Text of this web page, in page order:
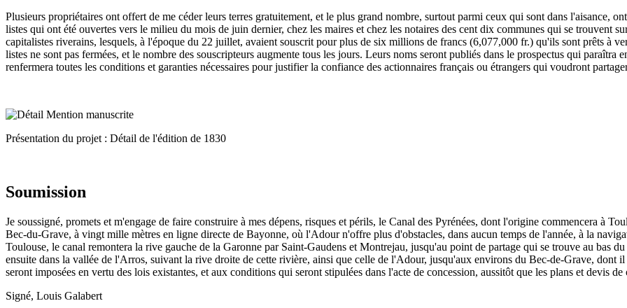
Plusieurs propriétaires ont offert de me céder leurs terres gratuitement, et le plus grand nombre, surtout parmi ceux qui sont dans l'aisance,
listes qui ont été ouvertes vers le milieu du mois de juin dernier, chez les maires et chez les notaires des cent dix communes qui se trouvent
capitalistes riverains, lesquels, à l'époque du 22 juillet, avaient souscrit pour plus de six millions de francs (6,077,000 fr.) qu'ils sont prêts à
listes ne sont pas fermées, et le nombre des souscripteurs augmente tous les jours. Leurs noms seront publiés dans le prospectus qui
renfermera toutes les conditions et garanties nécessaires pour justifier la confiance des actionnaires français ou étrangers qui voudront
Présentation du projet : Détail de l'édition de 1830
Soumission
Je soussigné, promets et m'engage de faire construire à mes dépens, risques et périls, le Canal des Pyrénées, dont l'origine commencera à
Bec-du-Grave, à vingt mille mètres en ligne directe de Bayonne, où l'Adour n'offre plus d'obstacles, dans aucun temps de l'année, à la
Toulouse, le canal remontera la rive gauche de la Garonne par Saint-Gaudens et Montrejau, jusqu'au point de partage qui se trouve au bas
ensuite dans la vallée de l'Arros, suivant la rive droite de cette rivière, ainsi que celle de l'Adour, jusqu'aux environs du Bec-de-Grave, dont
seront imposées en vertu des lois existantes, et aux conditions qui seront stipulées dans l'acte de concession, aussitôt que les plans et devis
Signé, Louis Galabert